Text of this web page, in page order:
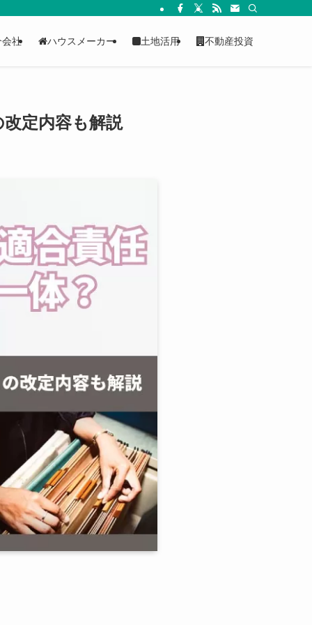
会社 ハウスメーカー 土地活用 不動産投資
定内容も解説